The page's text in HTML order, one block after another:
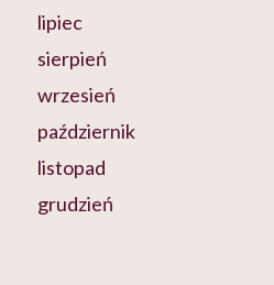
lipiec
sierpień
wrzesień
październik
listopad
grudzień